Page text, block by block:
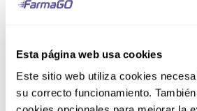
Esta página web usa cookies
Este sitio web utiliza cookies
su correcto funcionamiento.
Intenta utilizar una
búsqueda
Intenta buscar
término deseado